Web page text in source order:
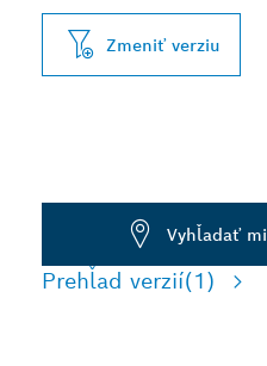
Zmeniť verziu
Vyhľadať
Prehľad verzií(1)